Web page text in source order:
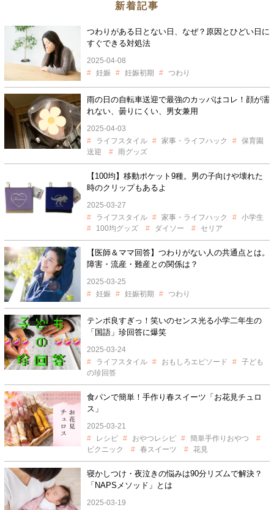
新着記事
つわりがある日とない日、なぜ？原因とひどい日に
すぐできる対処法
2025-04-08
妊娠
妊娠初期 つわり
雨の日の自転車送迎で最強のカッパはコレ！顔が濡
れない、曇りにくい、男女兼用
2025-04-03
ライフスタイル
家事・ライフハック
保育園
送迎
雨グッズ
【100均】移動ポケット9種。男の子向けや壊れた
時のクリップもあるよ
2025-03-27
ライフスタイル
家事・ライフハック
小学生
100均グッズ
ダイソー セリア
【医師＆ママ回答】つわりがない人の共通点とは。
障害・流産・難産との関係は？
2025-03-25
妊娠
妊娠初期 つわり
テンポ良すぎっ！笑いのセンス光る小学二年生の
「国語」珍回答に爆笑
2025-03-24
ライフスタイル
おもしろエピソード
子ども
の珍回答
食パンで簡単！手作り春スイーツ「お花見チュロ
ス」
2025-03-21
レシピ
おやつレシピ
簡単手作りおやつ
ピクニック
春スイーツ 花見
寝かしつけ・夜泣きの悩みは90分リズムで解決？
「NAPSメソッド」とは
2025-03-19